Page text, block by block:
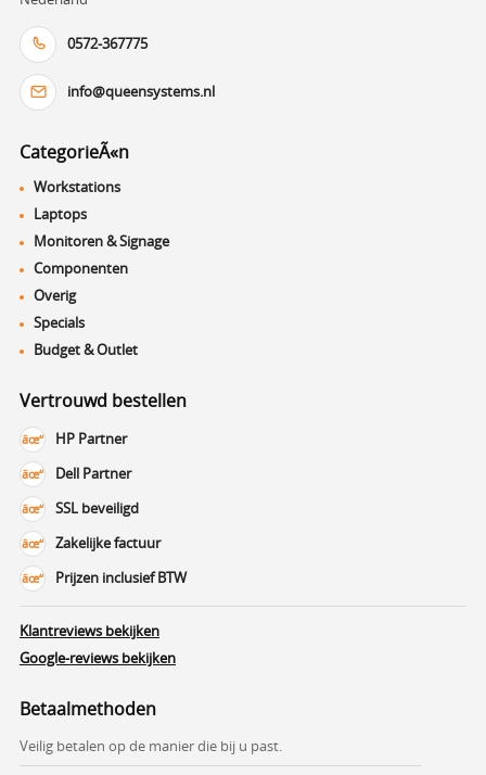
0572-367775
info@queensystems.nl
CategorieÃ«n
Workstations
Laptops
Monitoren & Signage
Componenten
Overig
Specials
Budget & Outlet
Vertrouwd bestellen
HP Partner
Dell Partner
SSL beveiligd
Zakelijke factuur
Prijzen inclusief BTW
Klantreviews bekijken
Google-reviews bekijken
Betaalmethoden
Veilig betalen op de manier die bij u past.